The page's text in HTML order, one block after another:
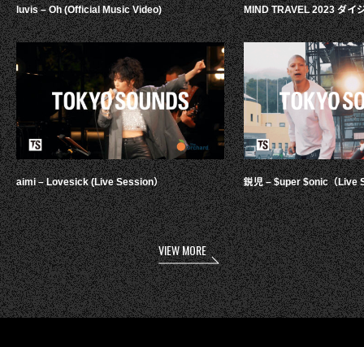
luvis – Oh (Official Music Video)
aimi – Lovesick (Live Session）
MIND TRAVEL 2023 ダイ
鋭児 – $uper $onic（Live
VIEW MORE